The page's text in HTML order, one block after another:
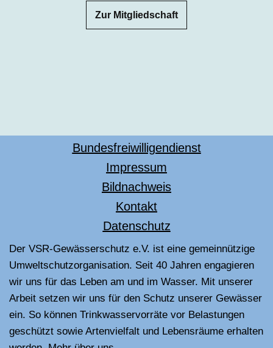
Zur Mitgliedschaft
Bundesfreiwilligendienst
Impressum
Bildnachweis
Kontakt
Datenschutz
Der VSR-Gewässerschutz e.V. ist eine gemeinnützige
Umweltschutzorganisation. Seit 40 Jahren engagieren
wir uns für das Leben am und im Wasser. Mit unserer
Arbeit setzen wir uns für den Schutz unserer Gewässer
ein. So können Trinkwasservorräte vor Belastungen
geschützt sowie Artenvielfalt und Lebensräume erhalten